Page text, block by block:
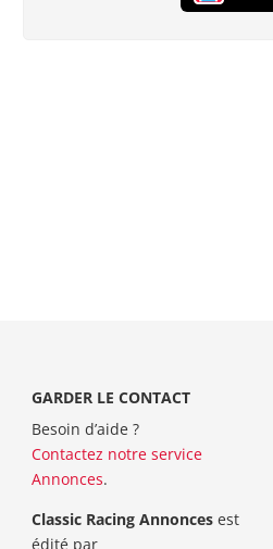
GARDER LE CONTACT
Besoin d’aide ?
Contactez notre service
Annonces.
Classic Racing Annoncesest
édité par